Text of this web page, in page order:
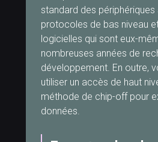
standard des périphériques
protocoles de bas niveau
logicielles qui sont eux-
nombreuses années de
développement. En outre,
utiliser un accès de haut
méthode de chip-off pour
données.